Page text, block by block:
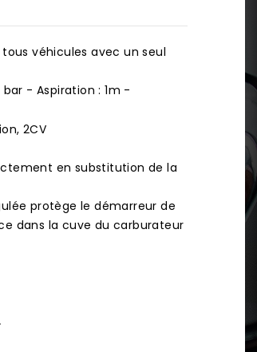
véhicules avec un seul
- Aspiration : 1m -
2CV
en substitution de la
protège le démarreur de
dans la cuve du carburateur